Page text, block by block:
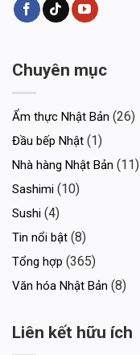
Chuyên mục
Ẩm thực Nhật Bản (26)
Đầu bếp Nhật (1)
Nhà hàng Nhật Bản (11)
Sashimi (10)
Sushi (4)
Tin nổi bật (8)
Tổng hợp (365)
Văn hóa Nhật Bản (8)
Liên kết hữu ích